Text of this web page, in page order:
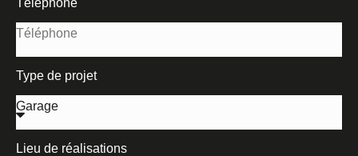
Téléphone
Type de projet
Lieu de réalisations